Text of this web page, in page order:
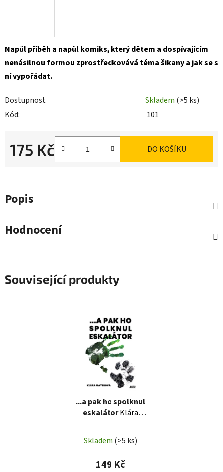
Napůl příběh a napůl komiks, který dětem a dospívajícím
nenásilnou formou zprostředkovává téma šikany a jak se s
ní vypořádat.
Dostupnost Skladem (>5 ks)
Kód:
101
175 Kč DO KOŠÍKU
Popis
Hodnocení
Související produkty
...a pak ho spolknul
eskalátorKlára
Skladem (>5 ks)
149 Kč